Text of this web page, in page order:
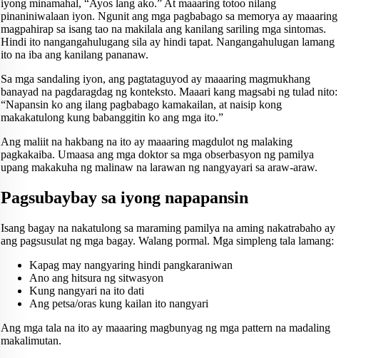
iyong minamahal, “Ayos lang ako.” At maaaring totoo nilang
pinaniniwalaan iyon. Ngunit ang mga pagbabago sa memorya ay maaaring
magpahirap sa isang tao na makilala ang kanilang sariling mga sintomas.
Hindi ito nangangahulugang sila ay hindi tapat. Nangangahulugan lamang
ito na iba ang kanilang pananaw.
Sa mga sandaling iyon, ang pagtataguyod ay maaaring magmukhang
banayad na pagdaragdag ng konteksto. Maaari kang magsabi ng tulad nito:
“Napansin ko ang ilang pagbabago kamakailan, at naisip kong
makakatulong kung babanggitin ko ang mga ito.”
Ang maliit na hakbang na ito ay maaaring magdulot ng malaking
pagkakaiba. Umaasa ang mga doktor sa mga obserbasyon ng pamilya
upang makakuha ng malinaw na larawan ng nangyayari sa araw-araw.
Pagsubaybay sa iyong napapansin
Isang bagay na nakatulong sa maraming pamilya na aming nakatrabaho ay
ang pagsusulat ng mga bagay. Walang pormal. Mga simpleng tala lamang:
Kapag may nangyaring hindi pangkaraniwan
Ano ang hitsura ng sitwasyon
Kung nangyari na ito dati
Ang petsa/oras kung kailan ito nangyari
Ang mga tala na ito ay maaaring magbunyag ng mga pattern na madaling
makalimutan.